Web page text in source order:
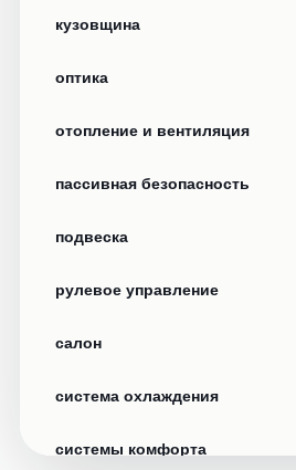
кузовщина
оптика
отопление и вентиляция
пассивная безопасность
подвеска
рулевое управление
салон
система охлаждения
системы комфорта